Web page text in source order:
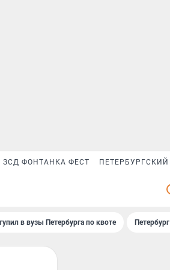
ЗСД ФОНТАНКА ФЕСТ ПЕТЕРБУРГСКИЙ
в вузы Петербурга по квоте